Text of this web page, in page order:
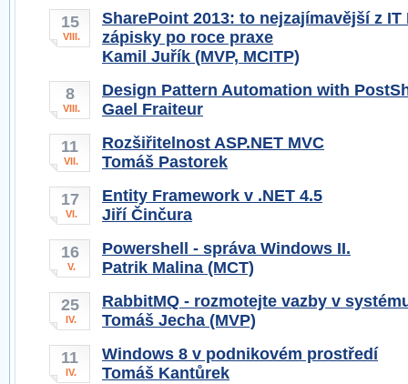
15
VIII.
SharePoint 2013: to nejzajímavější z
zápisky po roce praxe
Kamil Juřík (MVP, MCITP)
8
VIII.
Design Pattern Automation with
Gael Fraiteur
11
VII.
Rozšiřitelnost ASP.NET MVC
Tomáš Pastorek
17
VI.
Entity Framework v .NET 4.5
Jiří Činčura
16
V.
Powershell - správa Windows II.
Patrik Malina (MCT)
25
IV.
RabbitMQ - rozmotejte vazby v
Tomáš Jecha (MVP)
11
IV.
Windows 8 v podnikovém prostředí
Tomáš Kantůrek